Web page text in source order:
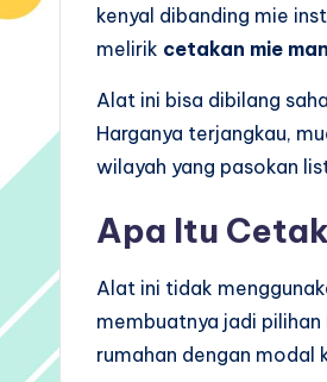
kenyal dibanding mie
melirik cetakan mie
Alat ini bisa dibilang
Harganya terjangkau,
wilayah yang pasokan
Apa Itu
Alat ini tidak
membuatnya jadi
rumahan dengan modal